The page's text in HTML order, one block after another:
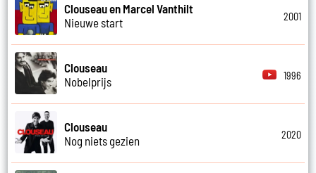
Clouseau en Marcel Vanthilt
Nieuwe start
2001
Clouseau
Nobelprijs
1996
Clouseau
Nog niets gezien
2020